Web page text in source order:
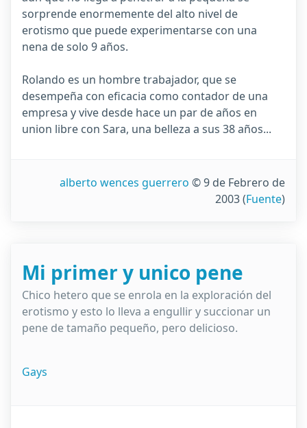
sorprende enormemente del alto nivel de
erotismo que puede experimentarse con una
nena de solo 9 años.
Rolando es un hombre trabajador, que se
desempeña con eficacia como contador de una
empresa y vive desde hace un par de años en
union libre con Sara, una belleza a sus 38 años...
alberto wences guerrero © 9 de Febrero de
2003(Fuente)
Mi primer y unico pene
Chico hetero que se enrola en la exploración del
erotismo y esto lo lleva a engullir y succionar un
pene de tamaño pequeño, pero delicioso.
Gays